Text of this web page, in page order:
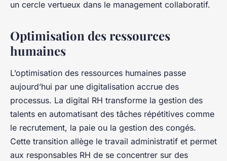
un cercle vertueux dans le management collaboratif.
Optimisation des ressources
humaines
L’optimisation des ressources humaines passe
aujourd’hui par une digitalisation accrue des
processus. La digital RH transforme la gestion des
talents en automatisant des tâches répétitives comme
le recrutement, la paie ou la gestion des congés.
Cette transition allège le travail administratif et permet
aux responsables RH de se concentrer sur des